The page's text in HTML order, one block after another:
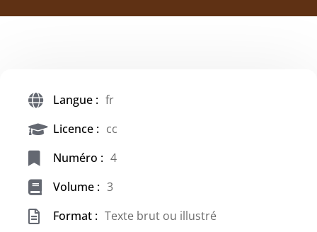
Langue : fr
Licence : cc
Numéro : 4
Volume : 3
Format : Texte brut ou illustré